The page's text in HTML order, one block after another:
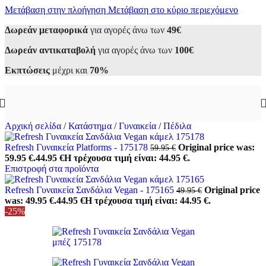
Μετάβαση στην πλοήγηση Μετάβαση στο κύριο περιεχόμενο
Δωρεάν μεταφορικά για αγορές άνω των 49€
Δωρεάν αντικαταβολή για αγορές άνω των 100€
Εκπτώσεις μέχρι και 70%
Αρχική σελίδα / Κατάστημα / Γυναικεία / Πέδιλα
Refresh Γυναικεία Platforms - 175178 59.95€ Original price was:
59.95 €.44.95 €Η τρέχουσα τιμή είναι: 44.95 €.
Επιστροφή στα προϊόντα
Refresh Γυναικεία Σανδάλια Vegan - 175165 49.95€ Original price
was: 49.95 €.44.95 €Η τρέχουσα τιμή είναι: 44.95 €.
-25%